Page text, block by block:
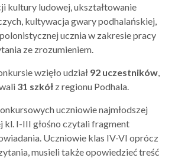
kultury ludowej, ukształtowanie
kultywacja gwary podhalańskiej,
ucznia w zakresie pracy
ze zrozumieniem.
wzięło udział 92 uczestników,
31 szkół z regionu Podhala.
uczniowie najmłodszej
I-III głośno czytali fragment
Uczniowie klas IV-VI oprócz
musieli także opowiedzieć treść